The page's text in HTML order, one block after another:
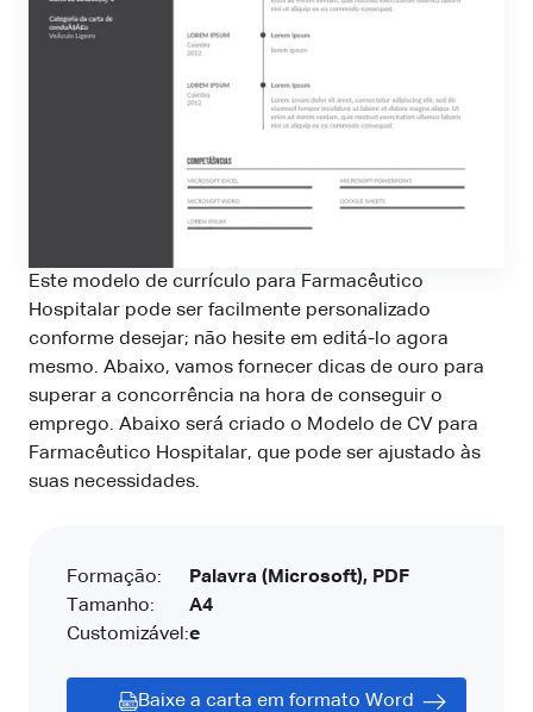
Este modelo de currículo para Farmacêutico
Hospitalar pode ser facilmente personalizado
conforme desejar; não hesite em editá-lo agora
mesmo. Abaixo, vamos fornecer dicas de ouro para
superar a concorrência na hora de conseguir o
emprego. Abaixo será criado o Modelo de CV para
Farmacêutico Hospitalar, que pode ser ajustado às
suas necessidades.
Formação:
Tamanho:
Customizável:
Palavra (Microsoft), PDF
A4
e
Baixe a carta em formato Word